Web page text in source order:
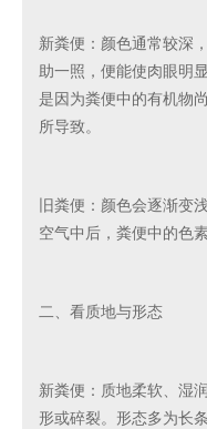
新粪便：颜色通常较深
助一照，便能使肉眼明
是因为粪便中的有机物
所导致。
旧粪便：颜色会逐渐变
空气中后，粪便中的色
二、看质地与形态
新粪便：质地柔软、湿
形或碎裂。形态多为长